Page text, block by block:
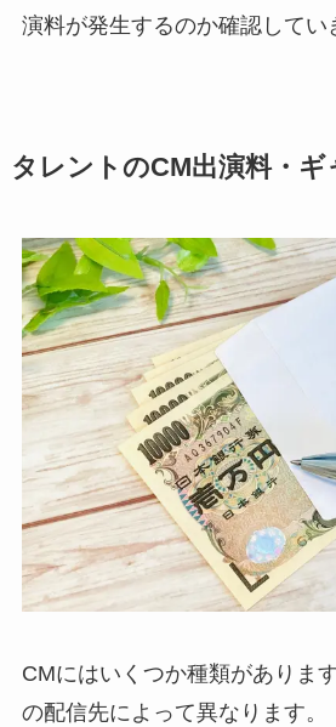
演料が発生するのか確認してい
タレントのCM出演料・ギ
CMにはいくつか種類がありま
の配信先によって異なります。